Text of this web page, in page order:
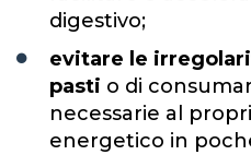
digestivo;
evitare le
pasti o di
necessarie al
energetico in